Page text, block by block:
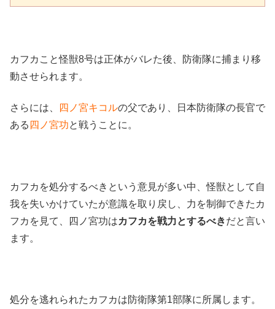
カフカこと怪獣8号は正体がバレた後、防衛隊に捕まり移
動させられます。
さらには、 四ノ宮キコルの父であり、日本防衛隊の長官で
ある 四ノ宮功と戦うことに。
カフカを処分するべきという意見が多い中、怪獣として自
我を失いかけていたが意識を取り戻し、力を制御できたカ
フカを見て、四ノ宮功はカフカを戦力とするべきだと言い
ます。
処分を逃れられたカフカは防衛隊第1部隊に所属します。